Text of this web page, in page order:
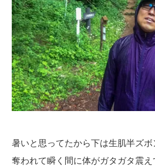
暑いと思ってたから下は生肌半ズ
奪われて瞬く間に体がガタガタ震え